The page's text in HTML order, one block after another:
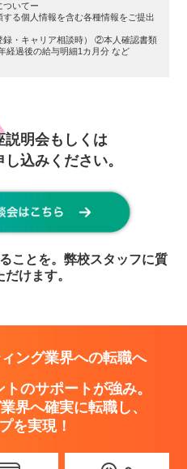
ついてー
る個人情報を含む各種情報をご提出
・キャリア相談時） ②本人確認書類
過後の給与明細1カ月分 など
説明会もしくは
込みください。
ことを。弊校スタッフに質
けます。
ング業界への転職へ
のサポートが強み。
界へ確実に転職し、
を実現！